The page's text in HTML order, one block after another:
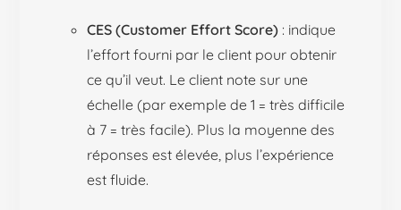
CES (Customer Effort Score) : indique
l’effort fourni par le client pour obtenir
ce qu’il veut. Le client note sur une
échelle (par exemple de 1 = très difficile
à 7 = très facile). Plus la moyenne des
réponses est élevée, plus l’expérience
est fluide.